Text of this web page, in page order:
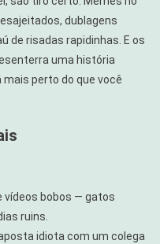
dublagens
de risadas rapidinhas. E os
uma história
mais perto do que você
vídeos bobos — gatos
ruins.
idiota com um colega